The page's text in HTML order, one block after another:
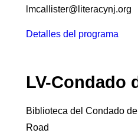
lmcallister@literacynj.org
Detalles del programa
LV-Condado
Biblioteca del Condado
Road